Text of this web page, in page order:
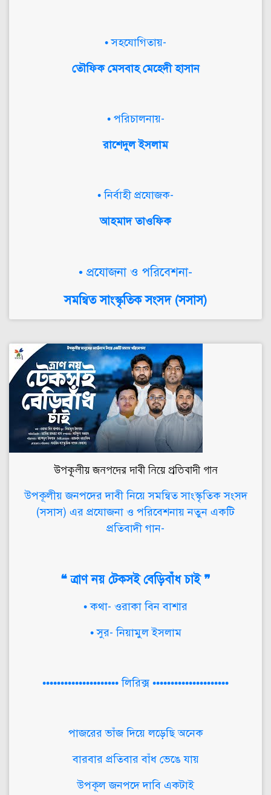
• সহযোগিতায়-
তৌফিক মেসবাহ মেহেদী হাসান
• পরিচালনায়-
রাশেদুল ইসলাম
• নির্বাহী প্রযোজক-
আহমাদ তাওফিক
• প্রযোজনা ও পরিবেশনা-
সমন্বিত সাংস্কৃতিক সংসদ (সসাস)
উপকূলীয় জনপদের দাবী নিয়ে প্রতিবাদী গান
উপকূলীয় জনপদের দাবী নিয়ে সমন্বিত সাংস্কৃতিক সংসদ
(সসাস) এর প্রযোজনা ও পরিবেশনায় নতুন একটি
প্রতিবাদী গান-
❝ ত্রাণ নয় টেকসই বেড়িবাঁধ চাই ❞
• কথা- ওরাকা বিন বাশার
• সুর- নিয়ামুল ইসলাম
••••••••••••••••••••• লিরিক্স •••••••••••••••••••••
পাজরের ভাঁজ দিয়ে লড়েছি অনেক
বারবার প্রতিবার বাঁধ ভেঙে যায়
উপকূল জনপদে দাবি একটাই